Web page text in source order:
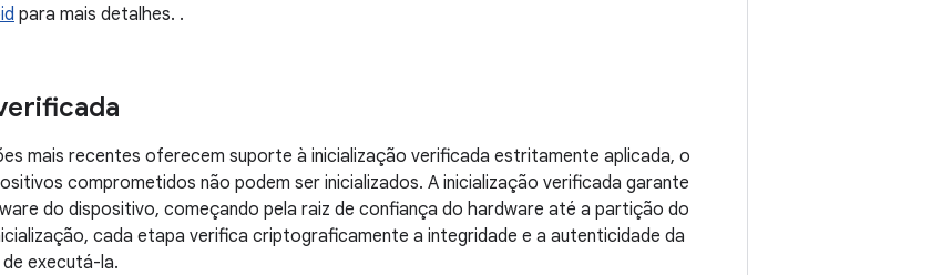
para mais detalhes. .
mais recentes oferecem suporte à inicialização verificada estritamente aplicada, o
comprometidos não podem ser inicializados. A inicialização verificada garante
do dispositivo, começando pela raiz de confiança do hardware até a partição do
cada etapa verifica criptograficamente a integridade e a autenticidade da
executá-la.